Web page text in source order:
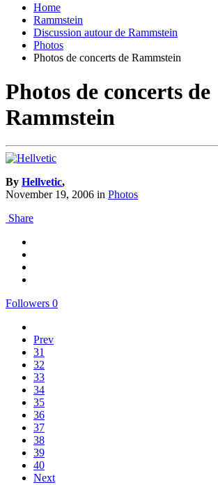
Home
Rammstein
Discussion autour de Rammstein
Photos
Photos de concerts de Rammstein
Photos de concerts de
Rammstein
By Hellvetic,
November 19, 2006 in Photos
Share
Followers 0
Prev
31
32
33
34
35
36
37
38
39
40
Next